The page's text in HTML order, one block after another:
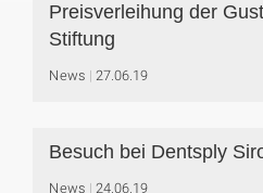
Preisverleihung der
Stiftung
News 27.06.19
Besuch bei Dentsply
News 24.06.19